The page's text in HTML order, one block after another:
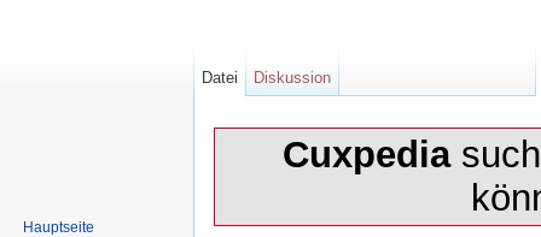
Cuxpedia
Datei Diskussion
Hauptseite